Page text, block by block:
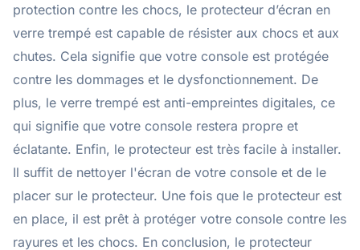
protection contre les chocs, le protecteur d’écran en
verre trempé est capable de résister aux chocs et aux
chutes. Cela signifie que votre console est protégée
contre les dommages et le dysfonctionnement. De
plus, le verre trempé est anti-empreintes digitales, ce
qui signifie que votre console restera propre et
éclatante. Enfin, le protecteur est très facile à installer.
Il suffit de nettoyer l'écran de votre console et de le
placer sur le protecteur. Une fois que le protecteur est
en place, il est prêt à protéger votre console contre les
rayures et les chocs. En conclusion, le protecteur